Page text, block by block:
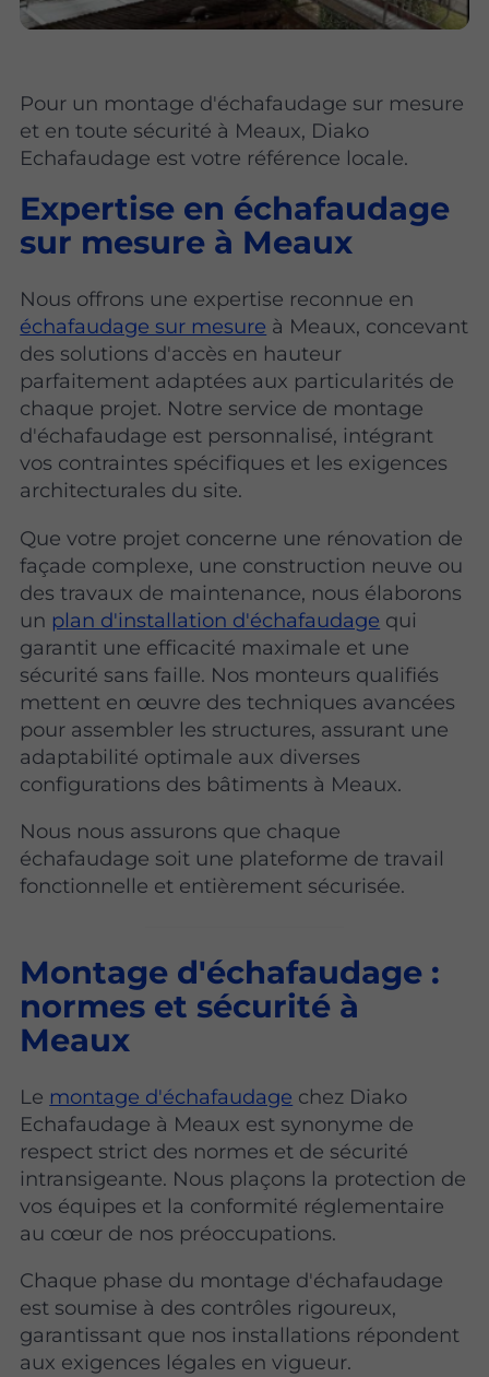
Pour un montage d'échafaudage sur mesure
et en toute sécurité à Meaux, Diako
Echafaudage est votre référence locale.
Expertise en échafaudage
sur mesure à Meaux
Nous offrons une expertise reconnue en
échafaudage sur mesure à Meaux, concevant
des solutions d'accès en hauteur
parfaitement adaptées aux particularités de
chaque projet. Notre service de montage
d'échafaudage est personnalisé, intégrant
vos contraintes spécifiques et les exigences
architecturales du site.
Que votre projet concerne une rénovation de
façade complexe, une construction neuve ou
des travaux de maintenance, nous élaborons
un plan d'installation d'échafaudage qui
garantit une efficacité maximale et une
sécurité sans faille. Nos monteurs qualifiés
mettent en œuvre des techniques avancées
pour assembler les structures, assurant une
adaptabilité optimale aux diverses
configurations des bâtiments à Meaux.
Nous nous assurons que chaque
échafaudage soit une plateforme de travail
fonctionnelle et entièrement sécurisée.
Montage d'échafaudage :
normes et sécurité à
Meaux
Le montage d'échafaudage chez Diako
Echafaudage à Meaux est synonyme de
respect strict des normes et de sécurité
intransigeante. Nous plaçons la protection de
vos équipes et la conformité réglementaire
au cœur de nos préoccupations.
Chaque phase du montage d'échafaudage
est soumise à des contrôles rigoureux,
garantissant que nos installations répondent
aux exigences légales en vigueur.